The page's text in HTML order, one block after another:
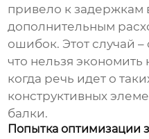
привело к задержкам
дополнительным
ошибок. Этот случай
что нельзя экономить
когда речь идет о
конструктивных
балки.
Попытка оптимизации